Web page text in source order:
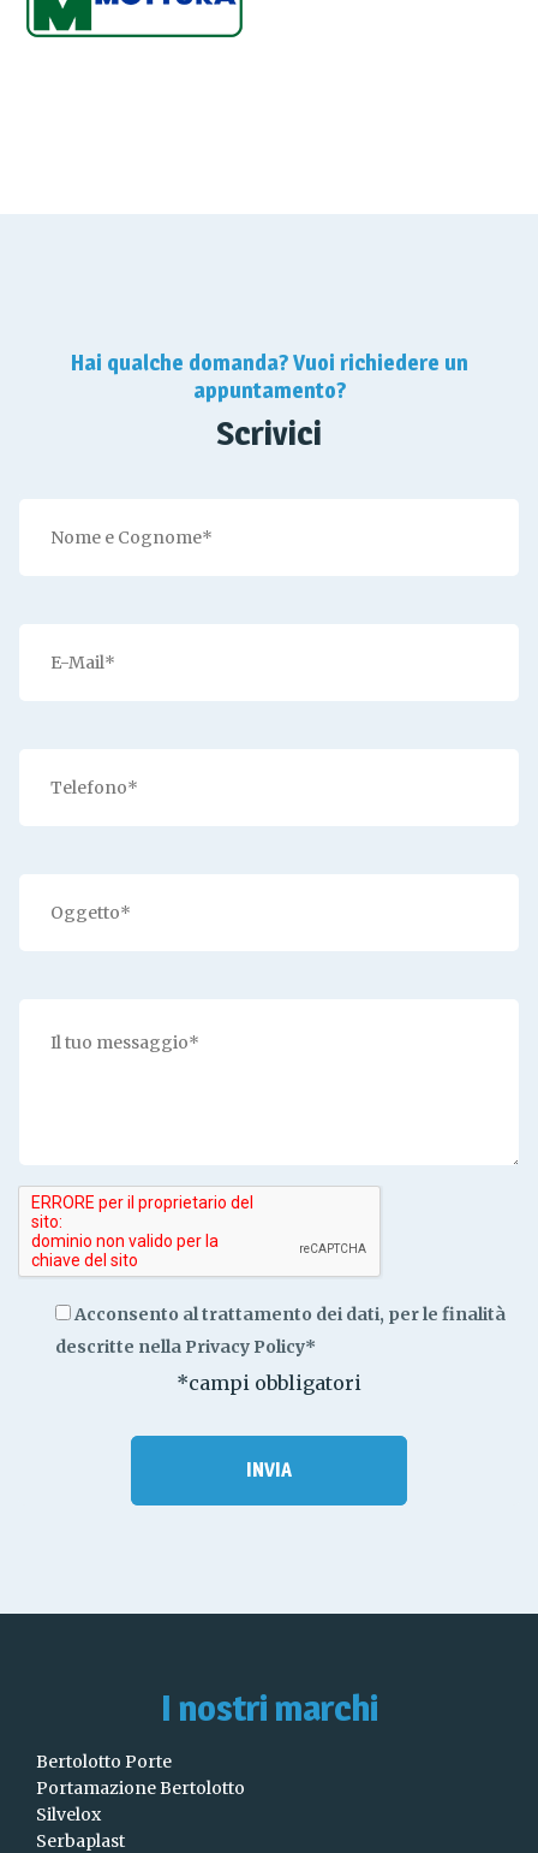
Hai qualche domanda? Vuoi richiedere un
appuntamento?
Scrivici
Acconsento al trattamento dei dati, per le finalità
descritte nella Privacy Policy*
*campi obbligatori
I nostri marchi
Bertolotto Porte
Portamazione Bertolotto
Silvelox
Serbaplast